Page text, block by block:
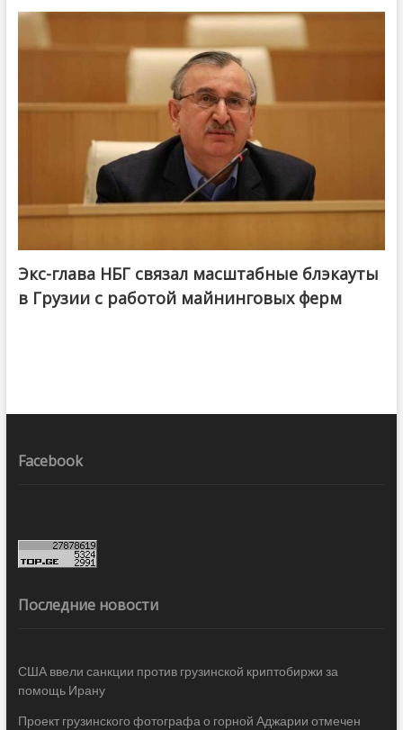
Экс-глава НБГ связал масштабные блэкауты
в Грузии с работой майнинговых ферм
Facebook
Последние новости
США ввели санкции против грузинской криптобиржи за
помощь Ирану
Проект грузинского фотографа о горной Аджарии отмечен